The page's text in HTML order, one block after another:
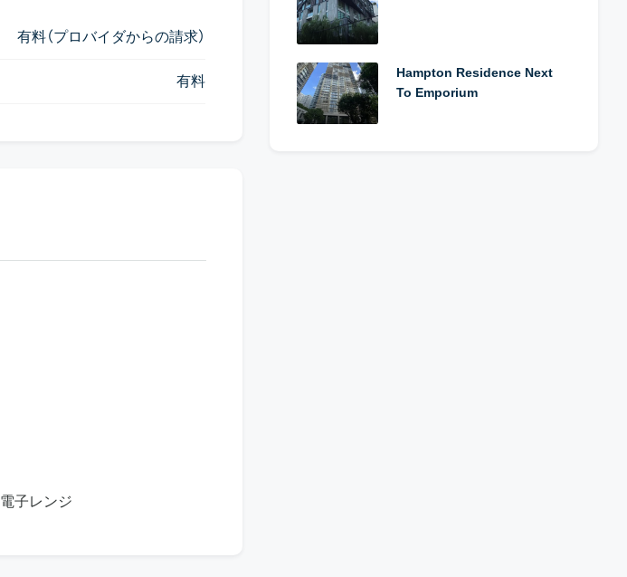
有料（プロバイダからの請求）
有料
電子レンジ
Hampton Residence Next
To Emporium